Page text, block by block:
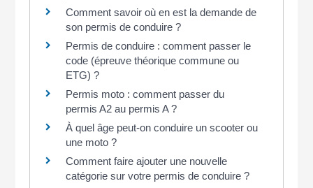
Comment savoir où en est la demande de
son permis de conduire ?
Permis de conduire : comment passer le
code (épreuve théorique commune ou
ETG) ?
Permis moto : comment passer du
permis A2 au permis A ?
À quel âge peut-on conduire un scooter ou
une moto ?
Comment faire ajouter une nouvelle
catégorie sur votre permis de conduire ?